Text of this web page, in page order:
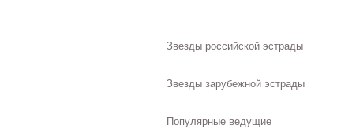
Звезды российской эстрады
Звезды зарубежной эстрады
Популярные ведущие